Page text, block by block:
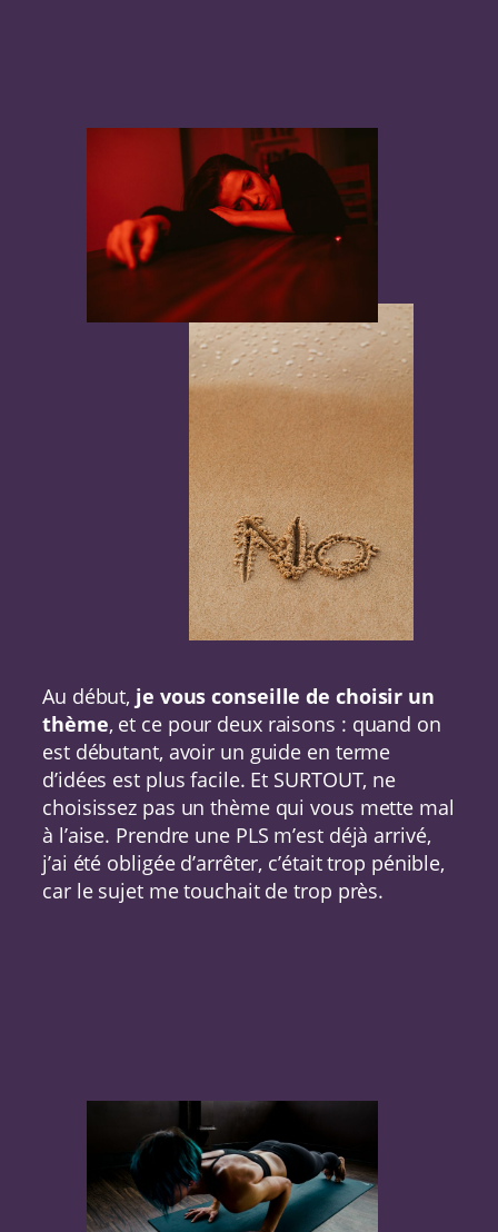
Au début, je vous conseille de choisir un
thème, et ce pour deux raisons : quand on
est débutant, avoir un guide en terme
d’idées est plus facile. Et SURTOUT, ne
choisissez pas un thème qui vous mette mal
à l’aise. Prendre une PLS m’est déjà arrivé,
j’ai été obligée d’arrêter, c’était trop pénible,
car le sujet me touchait de trop près.